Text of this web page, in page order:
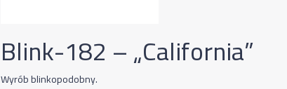
Blink-182 – „California”
Wyrób blinkopodobny.